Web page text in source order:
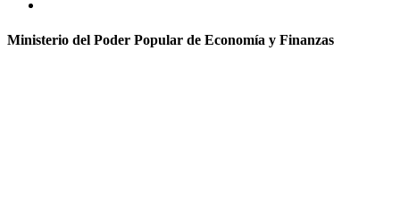
Ministerio del Poder Popular de Economía y Finanzas